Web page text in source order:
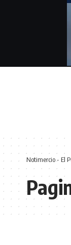
Notimercio - El